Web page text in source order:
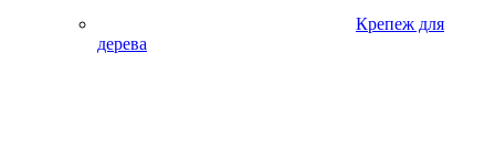
Крепеж для
дерева